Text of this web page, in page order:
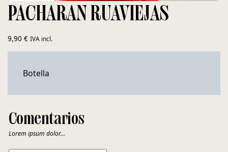
PACHARAN RUAVIEJAS
9,90 € IVA incl.
Botella
Comentarios
Lorem ipsum dolor…